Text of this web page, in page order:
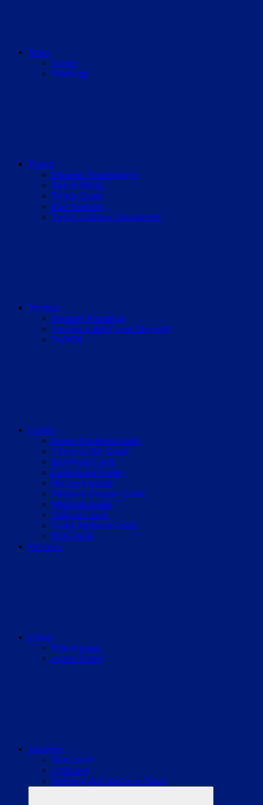
News
Games
Hardware
Twitch
Streamer Vorstellungen
Twitch Musik
Twitch Guide
Rise-Roleplay
Twitch Grafiken Dienstleister
Youtube
Streamer Roomtour
Youtube Video Cutter Übersicht
7vsWild
Guides
Project Zomboid Guide
7 Days to Die Guide
RimWorld Guide
Enshrouded Guide
We Are Football
Medieval Dynasty Guide
Minecraft Guide
Valheim Guide
Going Medieval Guide
Rust Guide
Previews
eSport
Nitro League
eSport Teams
Sonstiges
Next Level
Umfragen
Werbung auf LikeGamesNews